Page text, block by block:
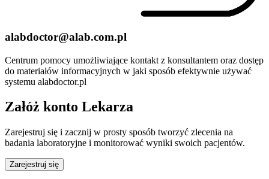
alabdoctor@alab.com.pl
Centrum pomocy umożliwiające kontakt z konsultantem oraz dostęp
do materiałów informacyjnych w jaki sposób efektywnie używać
systemu alabdoctor.pl
Załóż konto Lekarza
Zarejestruj się i zacznij w prosty sposób tworzyć zlecenia na
badania laboratoryjne i monitorować wyniki swoich pacjentów.
Zarejestruj się